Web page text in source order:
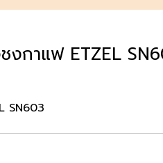
งกาแฟ ETZEL
SN603